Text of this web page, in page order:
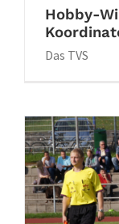
Hobby-
Das TVS